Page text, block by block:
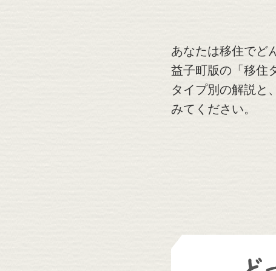
あなたは移住でど
益子町版の「移住
タイプ別の解説と
みてください。